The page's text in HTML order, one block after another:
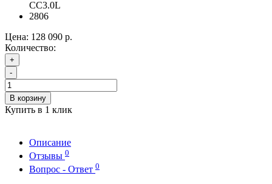
CC3.0L
2806
Цена: 128 090 р.
Количество:
+
-
В корзину
Купить в 1 клик
Описание
Отзывы 0
Вопрос - Ответ 0